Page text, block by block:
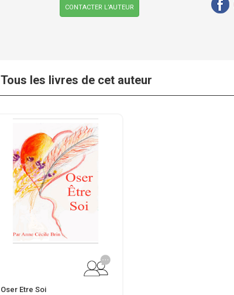
CONTACTER L’AUTEUR
Tous les livres de cet auteur
Oser Etre Soi